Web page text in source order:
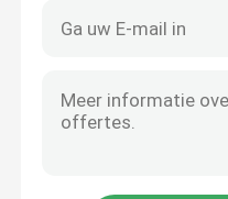
CoiloverSchokbreker
De Lente van de